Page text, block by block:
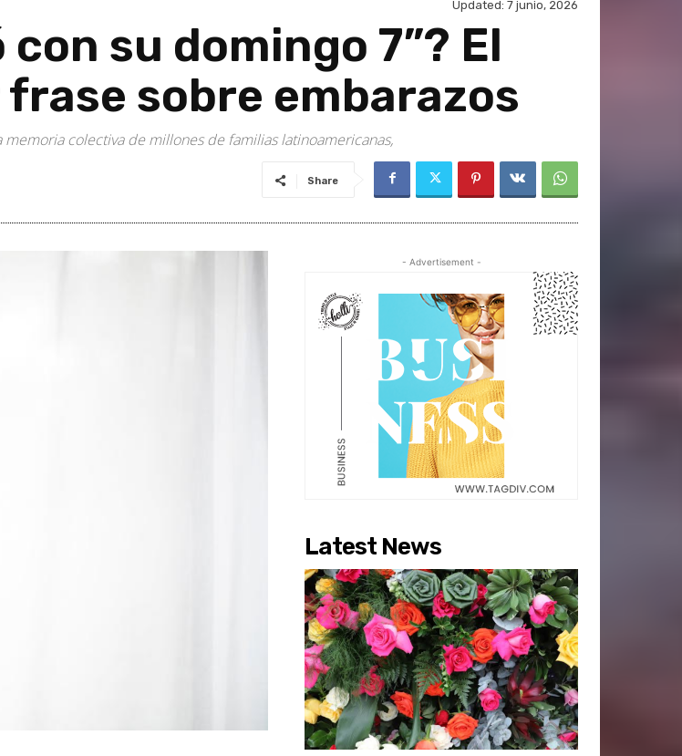
Updated: 7 junio, 2026
su domingo 7”? El
sobre embarazos
colectiva de millones de familias latinoamericanas,
Share
- Advertisement -
Latest News